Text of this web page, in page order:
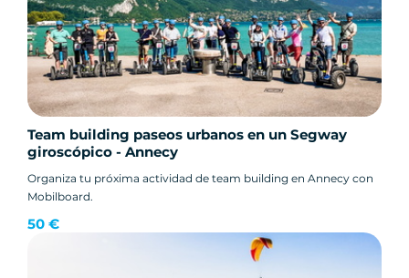
Team building paseos urbanos en un Segway
giroscópico - Annecy
Organiza tu próxima actividad de team building en Annecy con
Mobilboard.
50 €